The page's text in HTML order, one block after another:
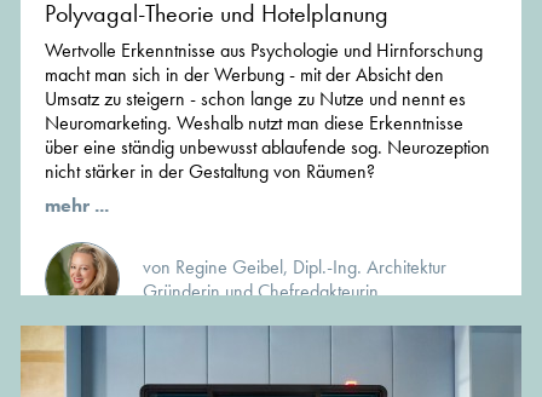
Polyvagal-Theorie und Hotelplanung
Wertvolle Erkenntnisse aus Psychologie und Hirnforschung
macht man sich in der Werbung - mit der Absicht den
Umsatz zu steigern - schon lange zu Nutze und nennt es
Neuromarketing. Weshalb nutzt man diese Erkenntnisse
über eine ständig unbewusst ablaufende sog. Neurozeption
nicht stärker in der Gestaltung von Räumen?
mehr ...
von Regine Geibel, Dipl.-Ing. Architektur
Gründerin und Chefredakteurin